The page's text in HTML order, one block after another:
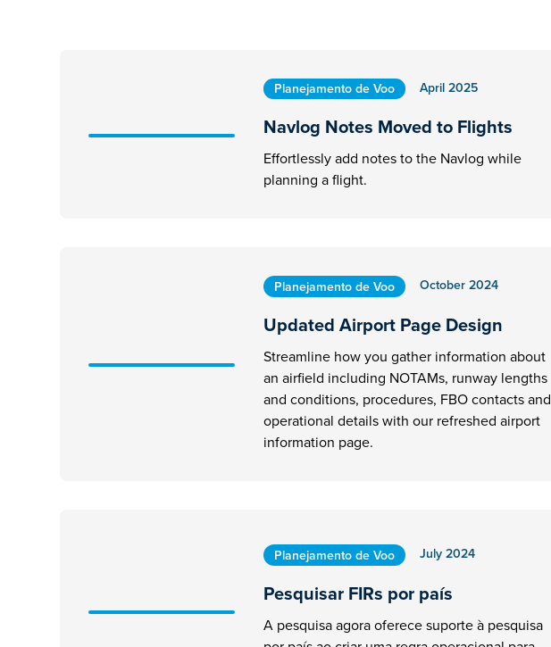
Planejamento de Voo April 2025
Navlog Notes Moved to Flights
Effortlessly add notes to the Navlog while
planning a flight.
Planejamento de Voo October 2024
Updated Airport Page Design
Streamline how you gather information about
an airfield including NOTAMs, runway lengths
and conditions, procedures, FBO contacts and
operational details with our refreshed airport
information page.
Planejamento de Voo July 2024
Pesquisar FIRs por país
A pesquisa agora oferece suporte à pesquisa